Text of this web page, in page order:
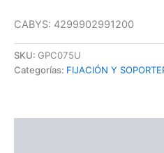
CABYS: 4299902991200
SKU: GPC075U
Categorías: FIJACIÓN Y